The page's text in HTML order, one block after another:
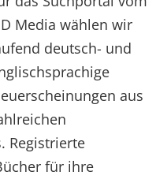
Media wählen wir
deutsch- und
aus
Registrierte
für ihre